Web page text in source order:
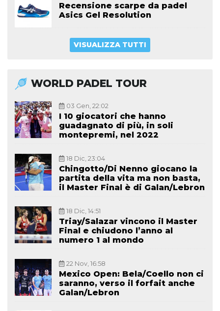
Recensione scarpe da padel
Asics Gel Resolution
VISUALIZZA TUTTI
WORLD PADEL TOUR
03 Gen, 22:02
I 10 giocatori che hanno
guadagnato di più, in soli
montepremi, nel 2022
18 Dic, 23:04
Chingotto/Di Nenno giocano la
partita della vita ma non basta,
il Master Final è di Galan/Lebron
18 Dic, 14:51
Triay/Salazar vincono il Master
Final e chiudono l’anno al
numero 1 al mondo
22 Nov, 16:58
Mexico Open: Bela/Coello non ci
saranno, verso il forfait anche
Galan/Lebron